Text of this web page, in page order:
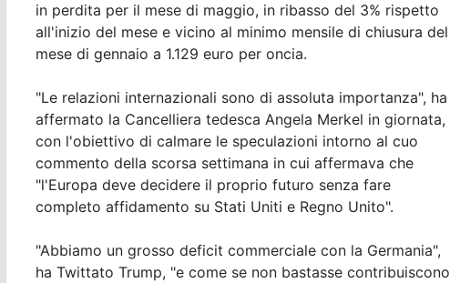
in perdita per il mese di maggio, in ribasso del 3% rispetto
all'inizio del mese e vicino al minimo mensile di chiusura del
mese di gennaio a 1.129 euro per oncia.
"Le relazioni internazionali sono di assoluta importanza", ha
affermato la Cancelliera tedesca Angela Merkel in giornata,
con l'obiettivo di calmare le speculazioni intorno al cuo
commento della scorsa settimana in cui affermava che
"l'Europa deve decidere il proprio futuro senza fare
completo affidamento su Stati Uniti e Regno Unito".
"Abbiamo un grosso deficit commerciale con la Germania",
ha Twittato Trump, "e come se non bastasse contribuiscono